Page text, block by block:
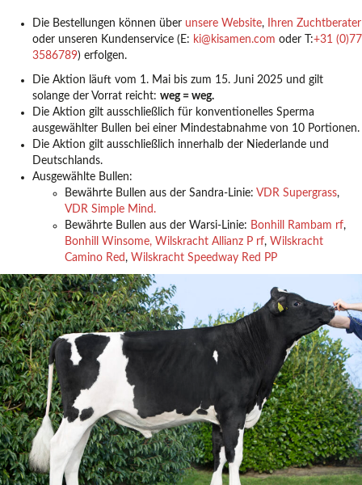
Die Bestellungen können über unsere Website,
Ihren Zuchtberater
oder unseren Kundenservice (E: ki@kisamen.com oder T:+31 (0)77
3586789) erfolgen.
Die Aktion läuft vom 1. Mai bis zum 15. Juni 2025 und gilt
solange der Vorrat reicht: weg = weg.
Die Aktion gilt ausschließlich für konventionelles Sperma
ausgewählter Bullen bei einer Mindestabnahme von 10 Portionen.
Die Aktion gilt ausschließlich innerhalb der Niederlande und
Deutschlands.
Ausgewählte Bullen:
Bewährte Bullen aus der Sandra-Linie: VDR Supergrass,
VDR Simple Mind.
Bewährte Bullen aus der Warsi-Linie: Bonhill Rambam rf,
Bonhill Winsome, Wilskracht Allianz P rf, Wilskracht
Camino Red, Wilskracht Speedway Red PP